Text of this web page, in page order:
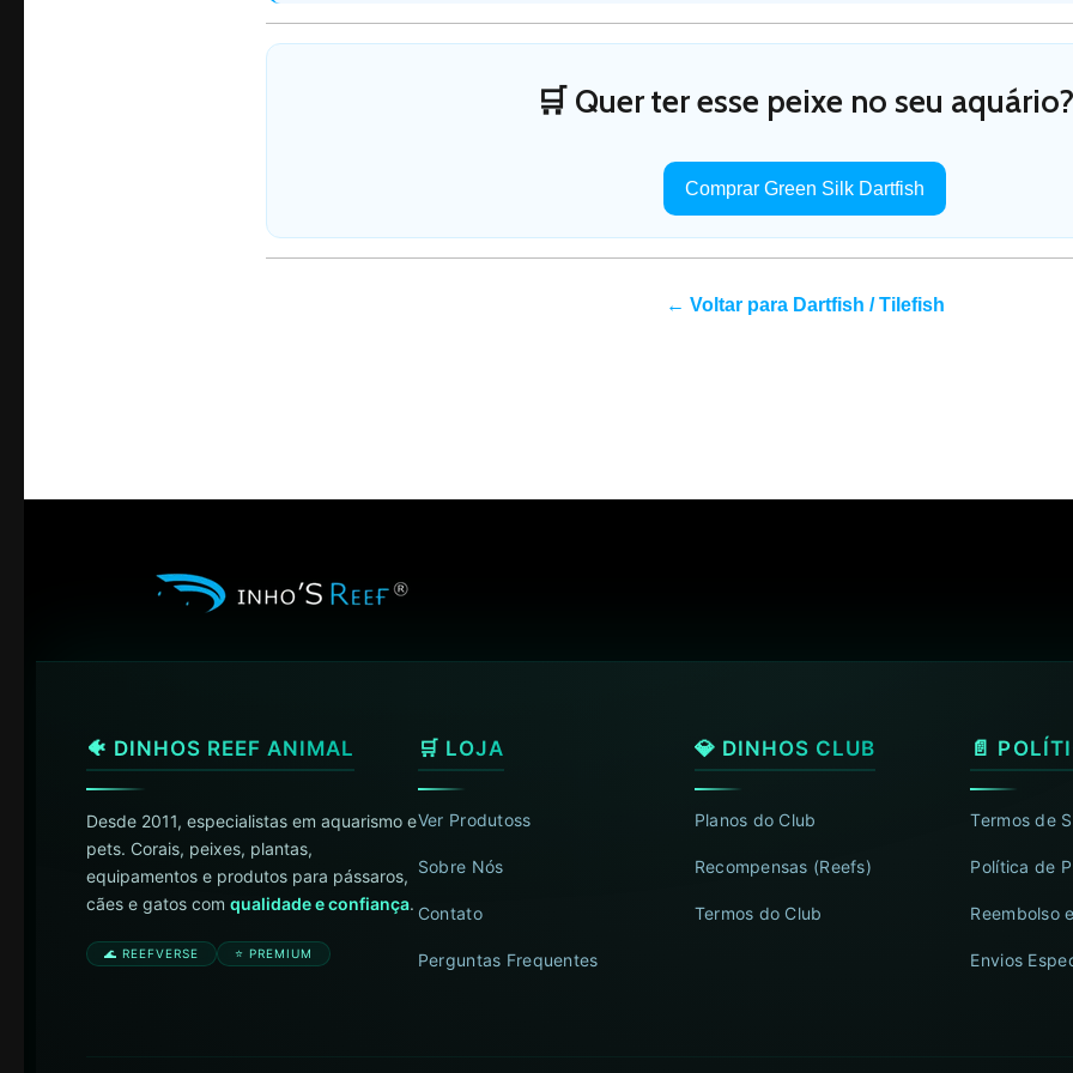
🛒 Quer ter esse peixe no seu aquário?
Comprar Green Silk Dartfish
← Voltar para Dartfish / Tilefish
🐠 DINHOS REEF ANIMAL
Desde 2011, especialistas em aquarismo e
pets. Corais, peixes, plantas,
equipamentos e produtos para pássaros,
cães e gatos com qualidade e confiança.
🌊 REEFVERSE ⭐ PREMIUM
🛒 LOJA
Ver Produtoss
Sobre Nós
Contato
Perguntas Frequentes
💎 DINHOS CLUB
Planos do Club
Recompensas (Reefs)
Termos do Club
📄
Termos de
Política de
Reembolso
Envios